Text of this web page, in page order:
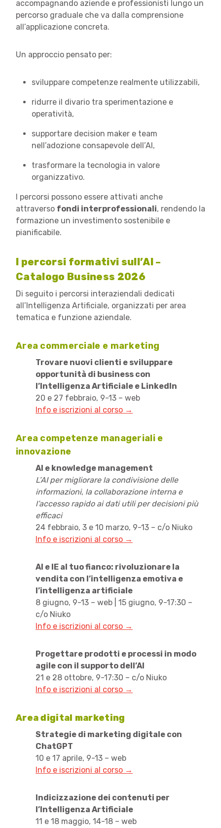
accompagnando aziende e professionisti lungo un
percorso graduale che va dalla comprensione
all’applicazione concreta.
Un approccio pensato per:
sviluppare competenze realmente utilizzabili,
ridurre il divario tra sperimentazione e
operatività,
supportare decision maker e team
nell’adozione consapevole dell’AI,
trasformare la tecnologia in valore
organizzativo.
I percorsi possono essere attivati anche
attraverso fondi interprofessionali, rendendo la
formazione un investimento sostenibile e
pianificabile.
I percorsi formativi sull’AI –
Catalogo Business 2026
Di seguito i percorsi interaziendali dedicati
all’Intelligenza Artificiale, organizzati per area
tematica e funzione aziendale.
Area commerciale e marketing
Trovare nuovi clienti e sviluppare
opportunità di business con
l’Intelligenza Artificiale e LinkedIn
20 e 27 febbraio, 9-13 – web
Info e iscrizioni al corso →
Area competenze manageriali e
innovazione
AI e knowledge management
L’AI per migliorare la condivisione delle
informazioni, la collaborazione interna e
l’accesso rapido ai dati utili per decisioni più
efficaci
24 febbraio, 3 e 10 marzo, 9-13 – c/o Niuko
Info e iscrizioni al corso →
AI e IE al tuo fianco: rivoluzionare la
vendita con l’intelligenza emotiva e
l’intelligenza artificiale
8 giugno, 9-13 – web | 15 giugno, 9-17:30 –
c/o Niuko
Info e iscrizioni al corso →
Progettare prodotti e processi in modo
agile con il supporto dell’AI
21 e 28 ottobre, 9-17:30 – c/o Niuko
Info e iscrizioni al corso →
Area digital marketing
Strategie di marketing digitale con
ChatGPT
10 e 17 aprile, 9-13 – web
Info e iscrizioni al corso →
Indicizzazione dei contenuti per
l’Intelligenza Artificiale
11 e 18 maggio, 14-18 – web